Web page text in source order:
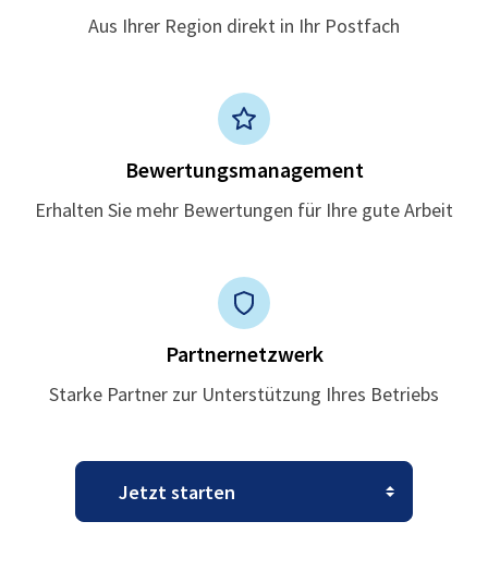
Aus Ihrer Region direkt in Ihr Postfach
Bewertungsmanagement
Erhalten Sie mehr Bewertungen für Ihre gute Arbeit
Partnernetzwerk
Starke Partner zur Unterstützung Ihres Betriebs